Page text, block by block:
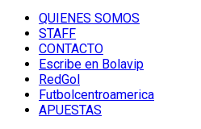
QUIENES SOMOS
STAFF
CONTACTO
Escribe en Bolavip
RedGol
Futbolcentroamerica
APUESTAS